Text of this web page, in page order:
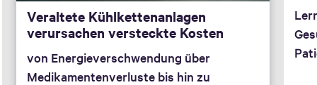
Veraltete Kühlkettenanlagen
verursachen versteckte Kosten
von Energieverschwendung über
Medikamentenverluste bis hin zu